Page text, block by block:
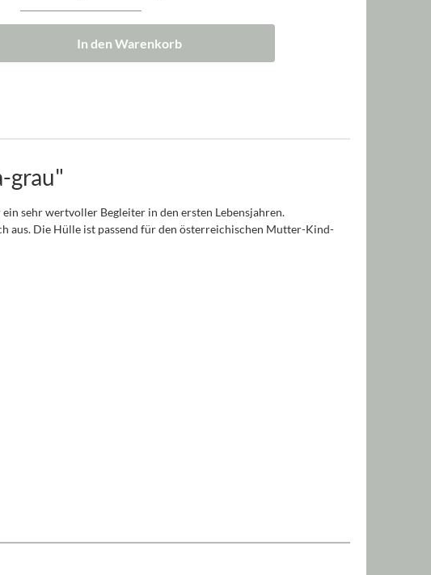
In den Warenkorb
grau"
sehr wertvoller Begleiter in den ersten Lebensjahren.
aus. Die Hülle ist passend für den österreichischen Mutter-Kind-